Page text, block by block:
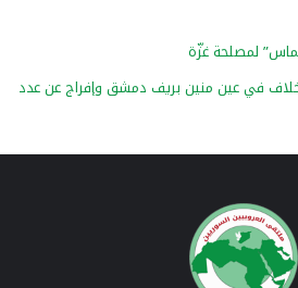
لمصلحة غزّة
في عين منين بريف دمشق وإفراج عن عدد